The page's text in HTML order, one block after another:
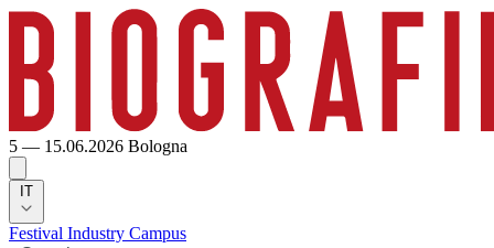
5 — 15.06.2026 Bologna
IT
Festival Industry Campus